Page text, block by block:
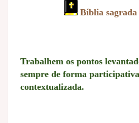
Bíblia
Trabalhem os pontos
sempre de forma
contextualizada.